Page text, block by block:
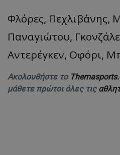
Φλόρες, Πεχλιβάνης,
Παναγιώτου,
Αντερέγκεν, Οφόρι,
Ακολουθήστε το
μάθετε πρώτοι όλες τις